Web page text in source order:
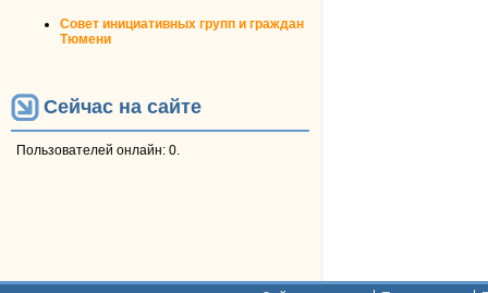
Совет инициативных групп и граждан
Тюмени
Сейчас на сайте
Пользователей онлайн: 0.